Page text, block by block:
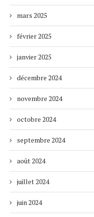
mars 2025
février 2025
janvier 2025
décembre 2024
novembre 2024
octobre 2024
septembre 2024
août 2024
juillet 2024
juin 2024